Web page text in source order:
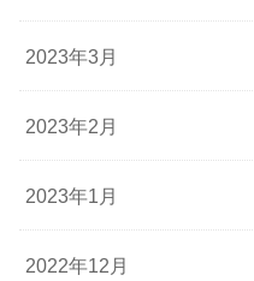
2023年3月
2023年2月
2023年1月
2022年12月